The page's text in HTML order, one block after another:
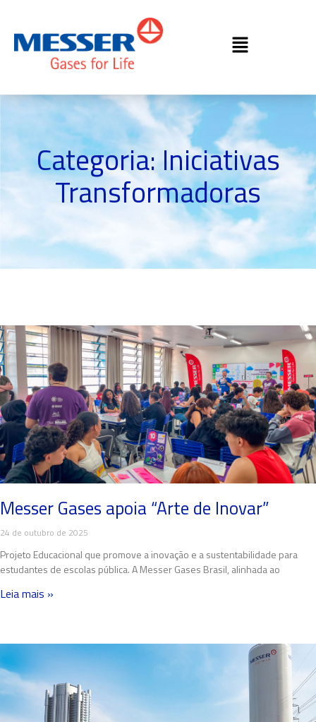
Categoria: Iniciativas
Transformadoras
Messer Gases apoia “Arte de Inovar”
24 de outubro de 2025
Projeto Educacional que promove a inovação e a sustentabilidade para
estudantes de escolas pública. A Messer Gases Brasil, alinhada ao
Leia mais »